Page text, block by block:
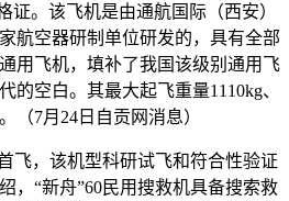
证。该飞机是由通航国际（西安）
航空器研制单位研发的，具有全部
用飞机，填补了我国该级别通用飞
的空白。其最大起飞重量1110kg、
（7月24日自贡网消息）
飞，该机型科研试飞和符合性验证
，“新舟”60民用搜救机具备搜索救